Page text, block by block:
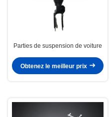
Parties de suspension de voiture
Obtenez le meilleur prix